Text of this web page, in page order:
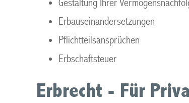
Gestaltung Ihrer
Erbauseinandersetzungen
Pflichtteilsansprüchen
Erbschaftsteuer
Erbrecht - Für